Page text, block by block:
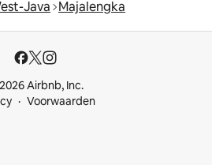
Java Majalengka
Airbnb, Inc.
Voorwaarden